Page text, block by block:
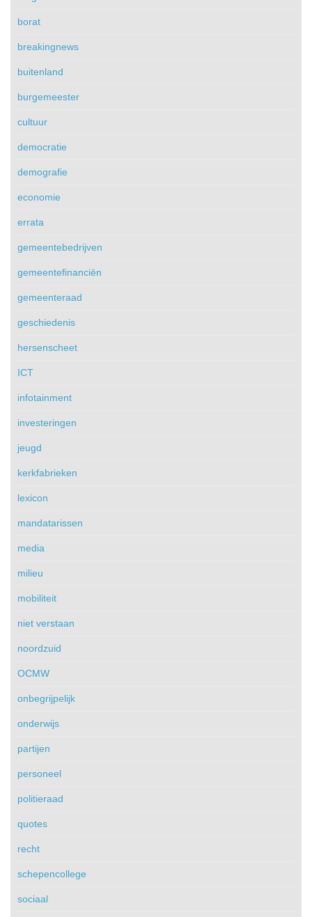
borat
breakingnews
buitenland
burgemeester
cultuur
democratie
demografie
economie
errata
gemeentebedrijven
gemeentefinanciën
gemeenteraad
geschiedenis
hersenscheet
ICT
infotainment
investeringen
jeugd
kerkfabrieken
lexicon
mandatarissen
media
milieu
mobiliteit
niet verstaan
noordzuid
OCMW
onbegrijpelijk
onderwijs
partijen
personeel
politieraad
quotes
recht
schepencollege
sociaal